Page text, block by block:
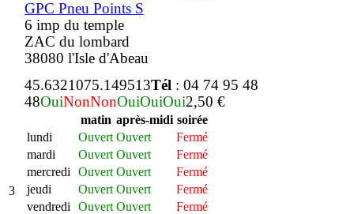
GPC Pneu Points S
6 imp du temple
ZAC du lombard
38080 l'Isle d'Abeau
3
45.6321075.149513Tél : 04 74 95 48
48OuiNonNonOuiOuiOui2,50 €
matin après-midi soirée
lundi
Ouvert Ouvert
Fermé
mardi
Ouvert Ouvert
Fermé
mercredi
Ouvert Ouvert
Fermé
jeudi
Ouvert Ouvert
Fermé
vendredi
Ouvert Ouvert
Fermé